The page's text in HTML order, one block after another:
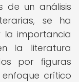
de un análisis
se ha
importancia
la literatura
por figuras
enfoque crítico